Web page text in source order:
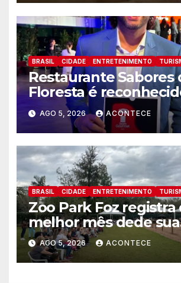
BRASIL CIDADE ENTRETENIMENTO
Restaurante Sabores
Floresta é
um dos Lugares
de Foz do Iguaçu
AGO 5, 2026 ACONTECE
BRASIL CIDADE ENTRETENIMENTO
Zoo Park Foz registra
melhor mês dede sua
inauguração
AGO 5, 2026 ACONTECE